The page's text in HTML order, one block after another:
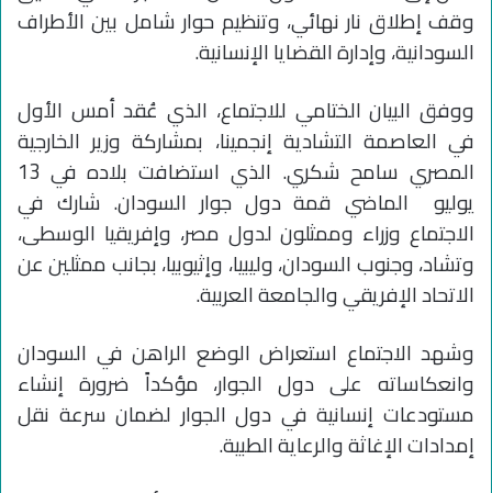
وقف إطلاق نار نهائي، وتنظيم حوار شامل بين الأطراف
السودانية، وإدارة القضايا الإنسانية.
ووفق البيان الختامي للاجتماع، الذي عُقد أمس الأول
في العاصمة التشادية إنجمينا، بمشاركة وزير الخارجية
المصري سامح شكري. الذي استضافت بلاده في 13
يوليو الماضي قمة دول جوار السودان. شارك في
الاجتماع وزراء وممثلون لدول مصر، وإفريقيا الوسطى،
وتشاد، وجنوب السودان، وليبيا، وإثيوبيا، بجانب ممثلين عن
الاتحاد الإفريقي والجامعة العربية.
وشهد الاجتماع استعراض الوضع الراهن في السودان
وانعكاساته على دول الجوار، مؤكداً ضرورة إنشاء
مستودعات إنسانية في دول الجوار لضمان سرعة نقل
إمدادات الإغاثة والرعاية الطبية.